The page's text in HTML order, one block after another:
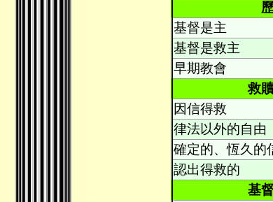
基督是主
基督是救主
早期教會
救
因信得救
律法以外的自由
確定的、恆久的
認出得救的
基